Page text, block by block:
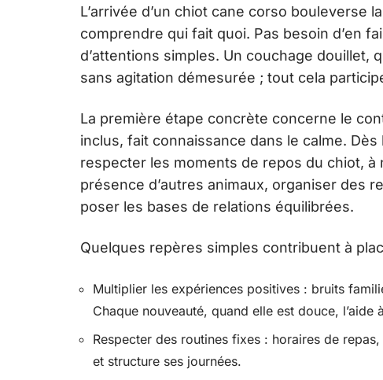
L’arrivée d’un chiot cane corso bouleverse
comprendre qui fait quoi. Pas besoin d’en
d’attentions simples. Un couchage douillet,
sans agitation démesurée ; tout cela
La première étape concrète concerne le
inclus, fait connaissance dans le calme.
respecter les moments de repos du chiot,
présence d’autres animaux, organiser des
poser les bases de relations équilibrées.
Quelques repères simples contribuent à
Multiplier les expériences positives : bruits
Chaque nouveauté, quand elle est douce, l’aide
Respecter des routines fixes : horaires de
et structure ses journées.